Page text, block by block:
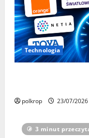
Technologia
polkrop 23/07/2026
3 minut